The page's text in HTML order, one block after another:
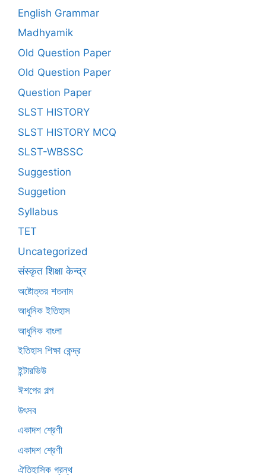
English Grammar
Madhyamik
Old Question Paper
Old Question Paper
Question Paper
SLST HISTORY
SLST HISTORY MCQ
SLST-WBSSC
Suggestion
Suggetion
Syllabus
TET
Uncategorized
संस्कृत शिक्षा केन्द्र
অষ্টোত্তর শতনাম
আধুনিক ইতিহাস
আধুনিক বাংলা
ইতিহাস শিক্ষা কেন্দ্র
ইন্টারভিউ
ঈশপের গল্প
উৎসব
একাদশ শ্রেণী
একাদশ শ্রেণী
ঐতিহাসিক গ্রন্থ